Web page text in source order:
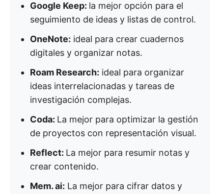
Google Keep: la mejor opción para el
seguimiento de ideas y listas de control.
OneNote: ideal para crear cuadernos
digitales y organizar notas.
Roam Research: ideal para organizar
ideas interrelacionadas y tareas de
investigación complejas.
Coda: La mejor para optimizar la gestión
de proyectos con representación visual.
Reflect: La mejor para resumir notas y
crear contenido.
Mem. ai: La mejor para cifrar datos y